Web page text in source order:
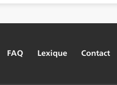
FAQ Lexique Contact